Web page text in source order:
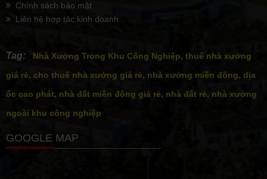
Chính sách bảo mật
Liên hệ hợp tác kinh doanh
Tag:
Nhà Xưởng Trong Khu Công Nghiệp, thuê nhà xưởng
giá rẻ, cho thuê nhà xưởng giá rẻ, nhà xưởng miền đông, dịa
ốc cao phát, nhà đất miền đông giá rẻ, nhà đất rẻ, nhà xưởng
ngoài khu công nghiệp
GOOGLE MAP